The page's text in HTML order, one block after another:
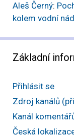
Aleš Černý:
kolem vodní
Základní
Přihlásit se
Zdroj kanálů
Kanál
Česká